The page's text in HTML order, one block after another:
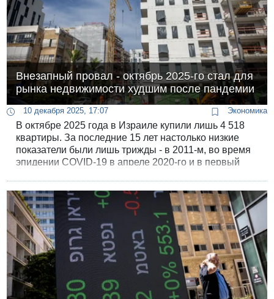
Внезапный провал - октябрь 2025-го стал для
рынка недвижимости худшим после пандемии
10 декабря 2025, 17:07 Экономика
В октябре 2025 года в Израиле купили лишь 4 518
квартиры. За последние 15 лет настолько низкие
показатели были лишь трижды - в 2011-м, во время
эпидении COVID-19 в апреле 2020-го и в первый